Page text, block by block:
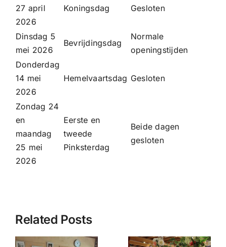
27 april
2026
Koningsdag Gesloten
Dinsdag 5
mei 2026
Bevrijdingsdag
Normale
openingstijden
Donderdag
14 mei
2026
Hemelvaartsdag Gesloten
Zondag 24
en
maandag
25 mei
2026
Eerste en
tweede
Pinksterdag
Beide dagen
gesloten
Related Posts